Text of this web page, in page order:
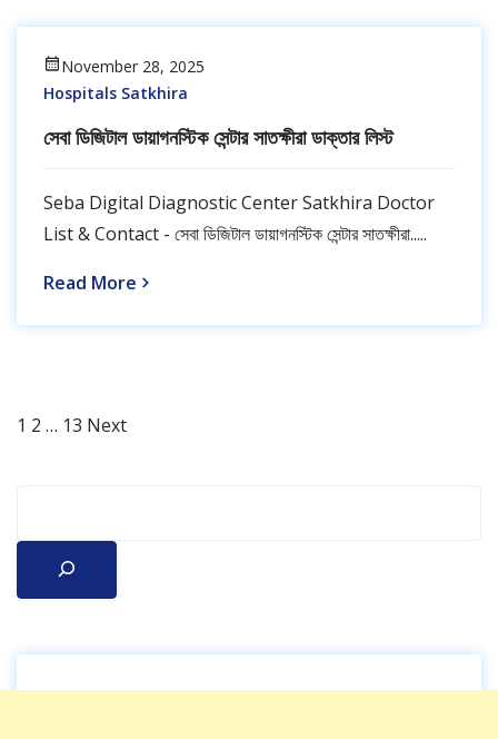
November 28, 2025
Hospitals Satkhira
সেবা ডিজিটাল ডায়াগনস্টিক সেন্টার সাতক্ষীরা ডাক্তার লিস্ট
Seba Digital Diagnostic Center Satkhira Doctor
List & Contact - সেবা ডিজিটাল ডায়াগনস্টিক সেন্টার সাতক্ষীরা.....
Read More
Posts
Page
1 Page
2 … Page
13 Next